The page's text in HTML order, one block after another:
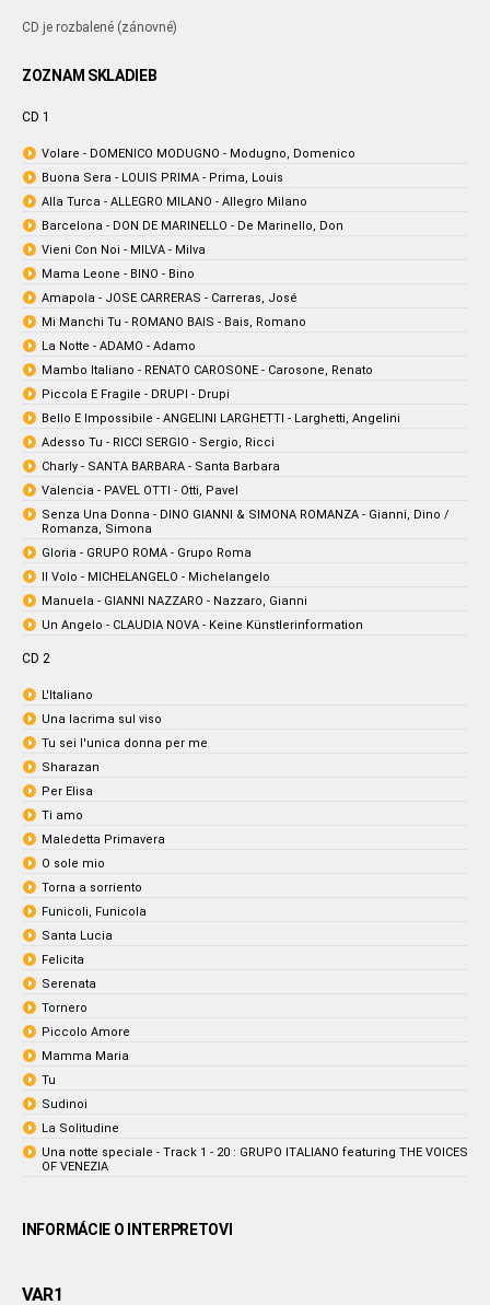
CD je rozbalené (zánovné)
ZOZNAM SKLADIEB
CD 1
Volare - DOMENICO MODUGNO - Modugno, Domenico
Buona Sera - LOUIS PRIMA - Prima, Louis
Alla Turca - ALLEGRO MILANO - Allegro Milano
Barcelona - DON DE MARINELLO - De Marinello, Don
Vieni Con Noi - MILVA - Milva
Mama Leone - BINO - Bino
Amapola - JOSE CARRERAS - Carreras, José
Mi Manchi Tu - ROMANO BAIS - Bais, Romano
La Notte - ADAMO - Adamo
Mambo Italiano - RENATO CAROSONE - Carosone, Renato
Piccola E Fragile - DRUPI - Drupi
Bello E Impossibile - ANGELINI LARGHETTI - Larghetti, Angelini
Adesso Tu - RICCI SERGIO - Sergio, Ricci
Charly - SANTA BARBARA - Santa Barbara
Valencia - PAVEL OTTI - Otti, Pavel
Senza Una Donna - DINO GIANNI & SIMONA ROMANZA - Gianni, Dino /
Romanza, Simona
Gloria - GRUPO ROMA - Grupo Roma
Il Volo - MICHELANGELO - Michelangelo
Manuela - GIANNI NAZZARO - Nazzaro, Gianni
Un Angelo - CLAUDIA NOVA - Keine Künstlerinformation
CD 2
L'ltaliano
Una lacrima sul viso
Tu sei l'unica donna per me
Sharazan
Per Elisa
Ti amo
Maledetta Primavera
O sole mio
Torna a sorriento
Funicoli, Funicola
Santa Lucia
Felicita
Serenata
Tornero
Piccolo Amore
Mamma Maria
Tu
Sudinoi
La Solitudine
Una notte speciale - Track 1 - 20 : GRUPO ITALIANO featuring THE VOICES
OF VENEZIA
INFORMÁCIE O INTERPRETOVI
VAR1